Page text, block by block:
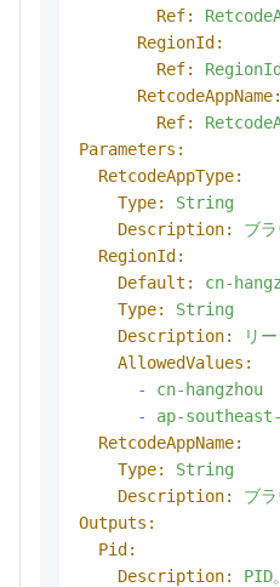
Ref:
RegionId:
Ref:
RegionId
RetcodeAppName:
Ref:
Parameters:
RetcodeAppType:
Type:
String
Description:
ブ
RegionId:
Default:
cn-
Type:
String
Description:
リ
AllowedValues:
-
cn-hangzhou
-
ap-
RetcodeAppName:
Type:
String
Description:
ブ
Outputs:
Pid:
Description:
PID。